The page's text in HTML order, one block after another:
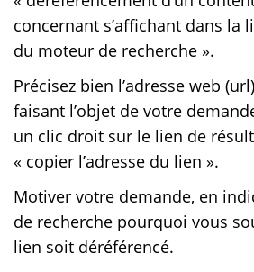
concernant s’affichant dans la
du moteur de recherche ».
Précisez bien l’adresse web
faisant l’objet de votre
un clic droit sur le lien de
« copier l’adresse du lien ».
Motiver votre demande, en
de recherche pourquoi vous
lien soit déréférencé.